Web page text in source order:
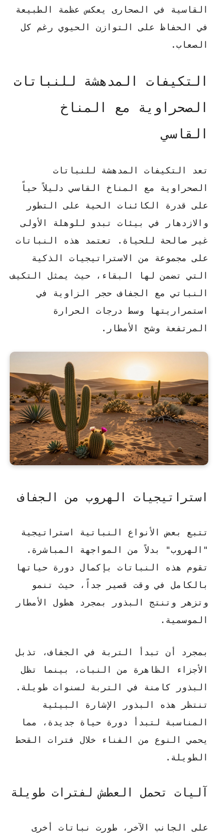
القاسية في الصحارى يعكس عظمة الطبيعة
في الحفاظ على التوازن الحيوي رغم كل
الصعاب.
التكيفات المدهشة للنباتات
الصحراوية مع المناخ
القاسي
تعد
التكيفات المدهشة للنباتات
الصحراوية مع المناخ القاسيدليلاً حياً
على قدرة الكائنات الحية على التطور
والازدهار في بيئات تبدو للوهلة الأولى
غير صالحة للحياة. تعتمد هذه النباتات
على مجموعة من الاستراتيجيات الذكية
التي تضمن لها البقاء، حيث يمثل
التكيف
النباتي مع الجفافحجر الزاوية في
استمراريتها وسط درجات الحرارة
المرتفعة وشح الأمطار.
استراتيجيات الهروب من الجفاف
تتبع بعض الأنواع النباتية استراتيجية
"الهروب" بدلاً من المواجهة المباشرة.
تقوم هذه النباتات بإكمال دورة حياتها
بالكامل في وقت قصير جداً، حيث تنمو
وتزهر وتنتج البذور بمجرد هطول الأمطار
الموسمية.
بمجرد أن تبدأ التربة في الجفاف، تذبل
الأجزاء الظاهرة من النبات، بينما تظل
البذور كامنة في التربة لسنوات طويلة.
تنتظر هذه البذور الإشارة البيئية
المناسبة لتبدأ دورة حياة جديدة، مما
يحمي النوع من الفناء خلال فترات القحط
الطويلة.
آليات تحمل العطش لفترات طويلة
على الجانب الآخر، طورت نباتات أخرى